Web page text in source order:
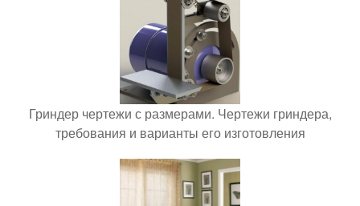
Гриндер чертежи с размерами. Чертежи гриндера,
требования и варианты его изготовления